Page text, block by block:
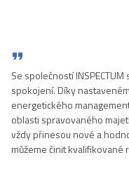
Se společností
spokojení. Díky
energetického
oblasti spravovaného
vždy přinesou nové a
můžeme činit kvalifikované